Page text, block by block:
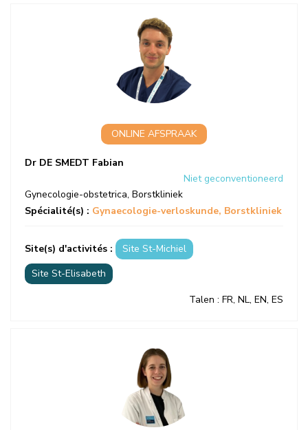
ONLINE AFSPRAAK
Dr DE SMEDT Fabian
Niet geconventioneerd
Gynecologie-obstetrica, Borstkliniek
Spécialité(s) : Gynaecologie-verloskunde Borstkliniek
Site(s) d'activités :
Site St-Michiel
Site St-Elisabeth
Talen : FR, NL, EN, ES